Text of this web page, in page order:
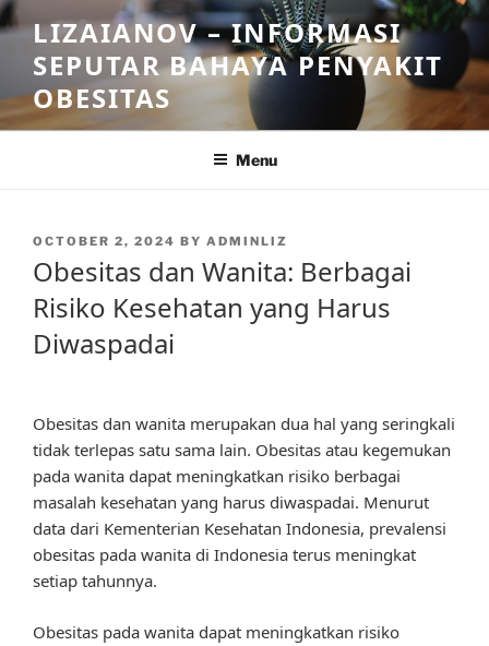
Skip
to
content
LIZAIANOV – INFORMASI
SEPUTAR BAHAYA PENYAKIT
OBESITAS
Menu
POSTED
OCTOBER 2, 2024 BY ADMINLIZ
Obesitas dan Wanita: Berbagai
Risiko Kesehatan yang Harus
Diwaspadai
Obesitas dan wanita merupakan dua hal yang seringkali
tidak terlepas satu sama lain. Obesitas atau kegemukan
pada wanita dapat meningkatkan risiko berbagai
masalah kesehatan yang harus diwaspadai. Menurut
data dari Kementerian Kesehatan Indonesia, prevalensi
obesitas pada wanita di Indonesia terus meningkat
setiap tahunnya.
Obesitas pada wanita dapat meningkatkan risiko